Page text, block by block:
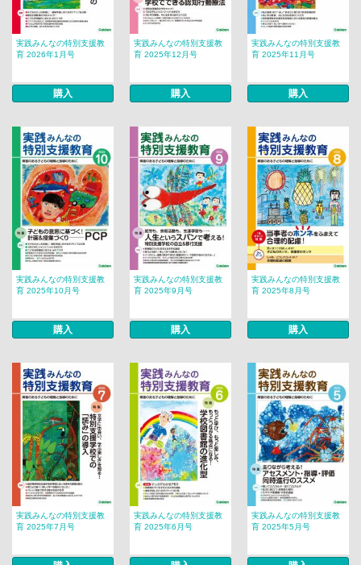
実践みんなの特別支援教
育 2026年1月号
購入
実践みんなの特別支援教
育 2025年12月号
購入
実践みんなの特別支援教
育 2025年11月号
購入
実践みんなの特別支援教
育 2025年10月号
購入
実践みんなの特別支援教
育 2025年9月号
購入
実践みんなの特別支援教
育 2025年8月号
購入
実践みんなの特別支援教
育 2025年7月号
実践みんなの特別支援教
育 2025年6月号
実践みんなの特別支援教
育 2025年5月号